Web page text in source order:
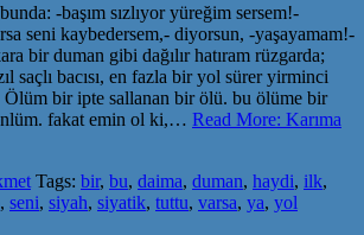
-başım sızlıyor yüreğim sersem!-
seni kaybedersem,- diyorsun, -yaşayamam!-
bir duman gibi dağılır hatıram rüzgarda;
saçlı bacısı, en fazla bir yol sürer yirminci
Ölüm bir ipte sallanan bir ölü. bu ölüme bir
fakat emin ol ki,… Read More: Karıma
Tags: bir, bu, daima, duman, haydi, ilk,
, seni, siyah, siyatik, tuttu, varsa, ya, yol